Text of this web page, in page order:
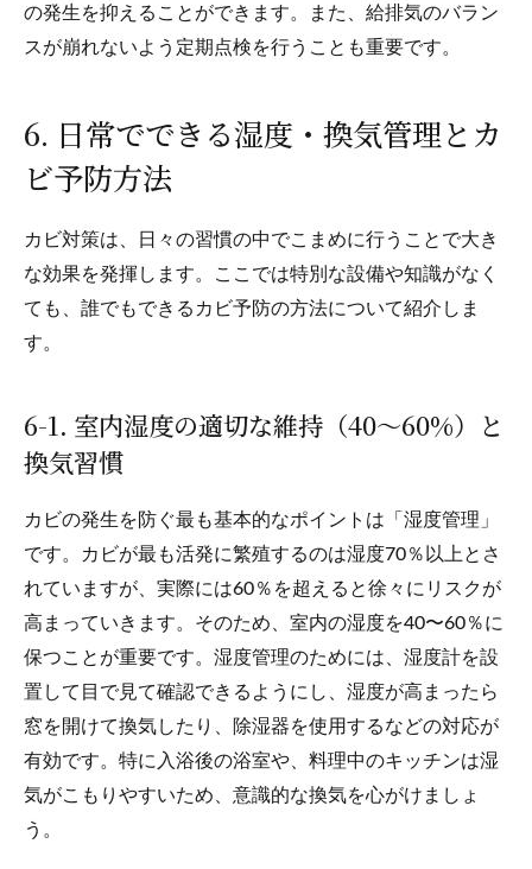
の発生を抑えることができます。また、給排気のバラン
スが崩れないよう定期点検を行うことも重要です。
6. 日常でできる湿度・換気管理とカ
ビ予防方法
カビ対策は、日々の習慣の中でこまめに行うことで大き
な効果を発揮します。ここでは特別な設備や知識がなく
ても、誰でもできるカビ予防の方法について紹介しま
す。
6-1. 室内湿度の適切な維持（40〜60%）と
換気習慣
カビの発生を防ぐ最も基本的なポイントは「湿度管理」
です。カビが最も活発に繁殖するのは湿度70％以上とさ
れていますが、実際には60％を超えると徐々にリスクが
高まっていきます。そのため、室内の湿度を40〜60％に
保つことが重要です。湿度管理のためには、湿度計を設
置して目で見て確認できるようにし、湿度が高まったら
窓を開けて換気したり、除湿器を使用するなどの対応が
有効です。特に入浴後の浴室や、料理中のキッチンは湿
気がこもりやすいため、意識的な換気を心がけましょ
う。